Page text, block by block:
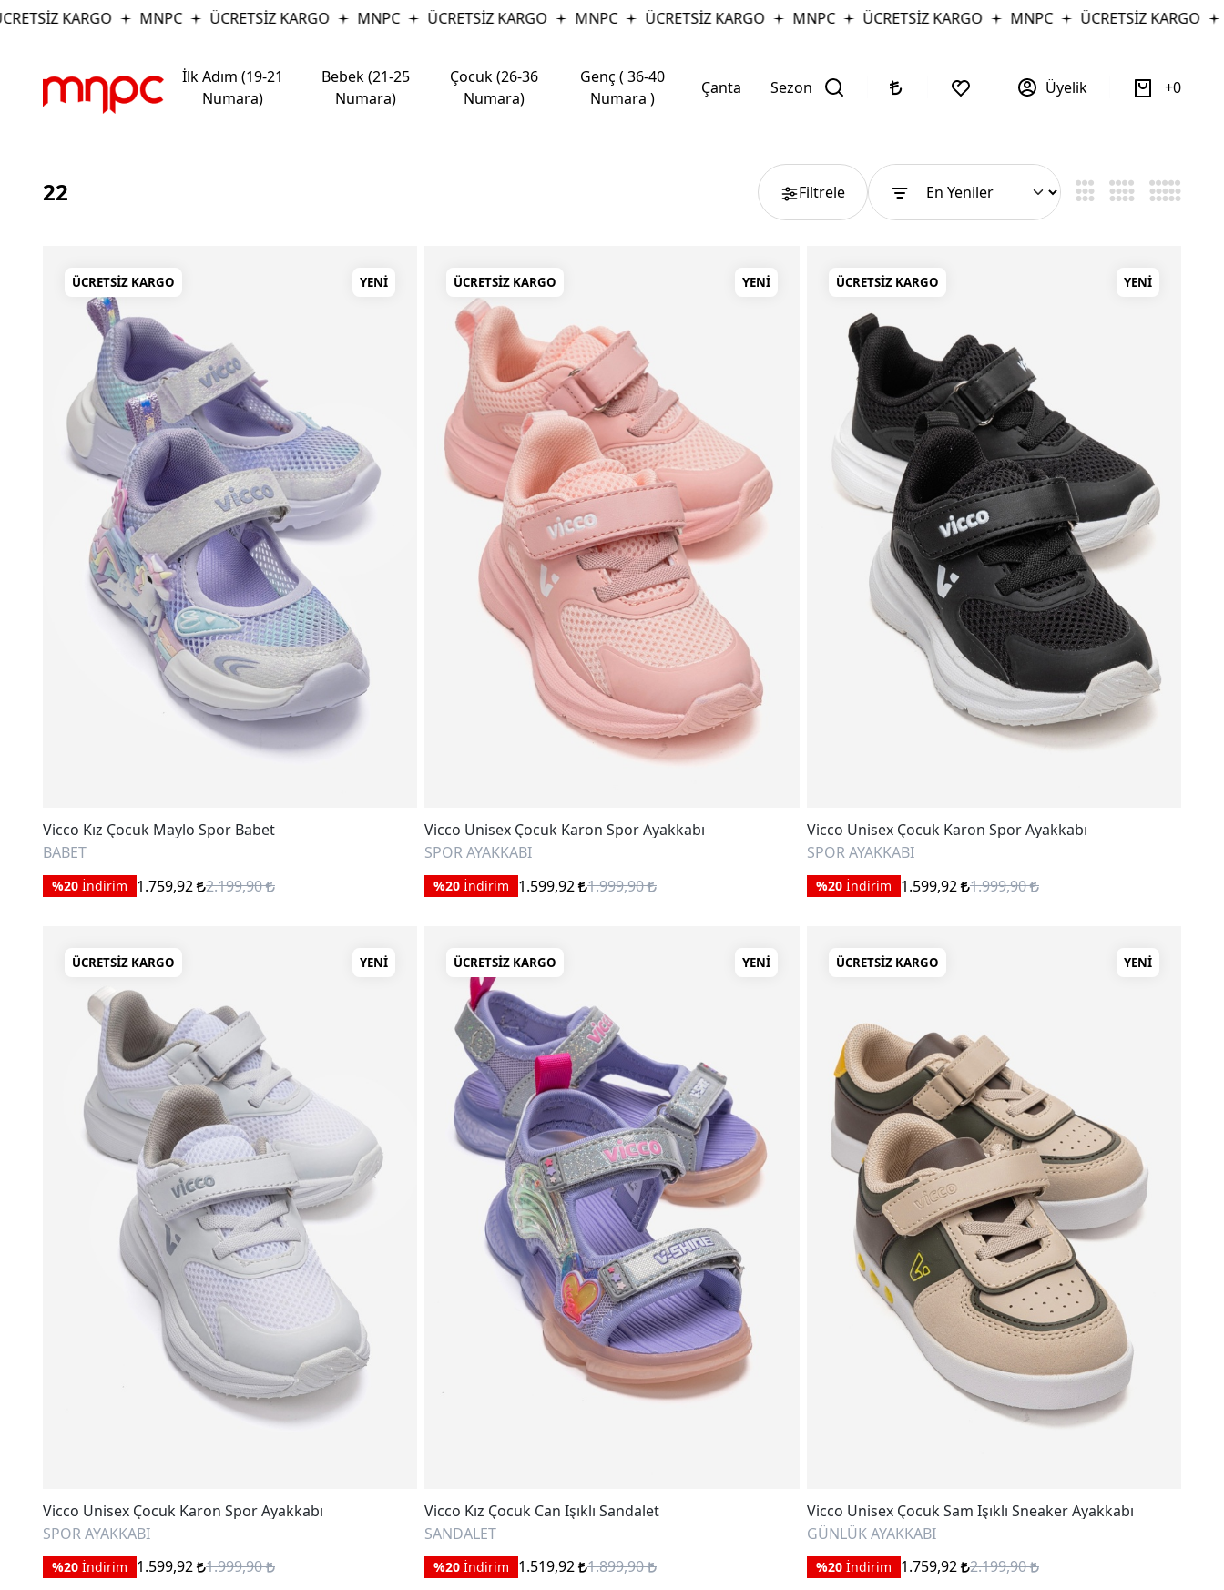
KARGO MNPC ÜCRETSİZ KARGO MNPC ÜCRETSİZ KARGO MNPC ÜCRETSİZ KARGO MNPC ÜCRETSİZ KARGO MNPC ÜCRETSİZ KARGO
İlk Adım (19-21
Numara)
Bebek (21-25
Numara)
Çocuk (26-36
Numara)
Genç ( 36-40
Numara )
Çanta Sezon Üyelik 0
22 Filtrele
ÜCRETSIZ KARGO YENI
Vicco Kız Çocuk Maylo Spor Babet
BABET
%20 İndirim 1.759,92 2.199,90
ÜCRETSIZ KARGO YENI
Vicco Unisex Çocuk Karon Spor Ayakkabı
SPOR AYAKKABI
%20 İndirim 1.599,92 1.999,90
ÜCRETSIZ KARGO YENI
Vicco Unisex Çocuk Karon Spor Ayakkabı
SPOR AYAKKABI
%20İndirim 1.599,92 1.999,90
ÜCRETSIZ KARGO YENI
Vicco Unisex Çocuk Karon Spor Ayakkabı
SPOR AYAKKABI
%20 İndirim 1.599,92 1.999,90
ÜCRETSIZ KARGO YENI
Vicco Kız Çocuk Can Işıklı Sandalet
SANDALET
%20 İndirim 1.519,92 1.899,90
ÜCRETSIZ KARGO YENI
Vicco Unisex Çocuk Sam Işıklı Sneaker Ayakkabı
GÜNLÜK AYAKKABI
%20İndirim 1.759,92 2.199,90